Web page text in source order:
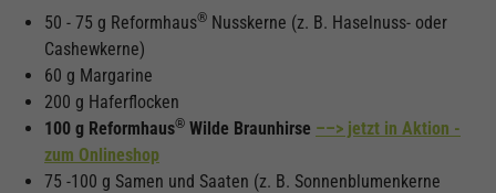
50 - 75 g Reformhaus® Nusskerne (z. B. Haselnuss- oder
Cashewkerne)
60 g Margarine
200 g Haferflocken
100 g Reformhaus® Wilde Braunhirse ––> jetzt in Aktion -
zum Onlineshop
75 -100 g Samen und Saaten (z. B. Sonnenblumenkerne